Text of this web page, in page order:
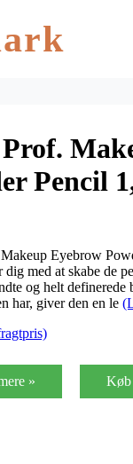
Pencil
Eyebrow
med at skabe de
og helt
har, giver den en le
» Køb